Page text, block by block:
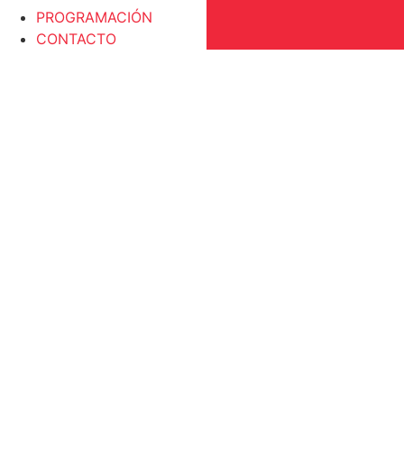
PROGRAMACIÓN
CONTACTO